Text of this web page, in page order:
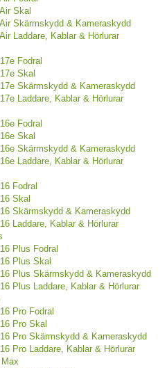
Skal
Skärmskydd & Kameraskydd
Laddare, Kablar & Hörlurar
Fodral
Skal
Skärmskydd & Kameraskydd
Laddare, Kablar & Hörlurar
Fodral
Skal
Skärmskydd & Kameraskydd
Laddare, Kablar & Hörlurar
Fodral
Skal
Skärmskydd & Kameraskydd
Laddare, Kablar & Hörlurar
Plus Fodral
Plus Skal
Plus Skärmskydd & Kameraskydd
Plus Laddare, Kablar & Hörlurar
Pro Fodral
Pro Skal
Pro Skärmskydd & Kameraskydd
Pro Laddare, Kablar & Hörlurar